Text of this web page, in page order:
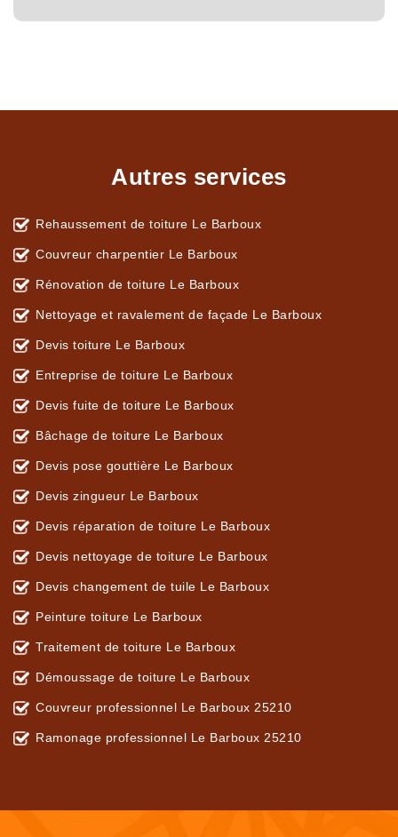
Autres services
Rehaussement de toiture Le Barboux
Couvreur charpentier Le Barboux
Rénovation de toiture Le Barboux
Nettoyage et ravalement de façade Le Barboux
Devis toiture Le Barboux
Entreprise de toiture Le Barboux
Devis fuite de toiture Le Barboux
Bâchage de toiture Le Barboux
Devis pose gouttière Le Barboux
Devis zingueur Le Barboux
Devis réparation de toiture Le Barboux
Devis nettoyage de toiture Le Barboux
Devis changement de tuile Le Barboux
Peinture toiture Le Barboux
Traitement de toiture Le Barboux
Démoussage de toiture Le Barboux
Couvreur professionnel Le Barboux 25210
Ramonage professionnel Le Barboux 25210